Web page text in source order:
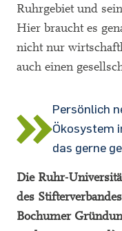
Ruhrgebiet und
Hier braucht es
nicht nur
auch einen
Persönlich
Ökosystem
das gerne
Die Ruhr-
des
Bochumer